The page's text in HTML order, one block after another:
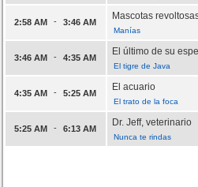
2:58 AM - 3:46 AM
Mascotas
Manías
3:46 AM - 4:35 AM
El último de su
El tigre de Java
4:35 AM - 5:25 AM
El acuario
El trato de la foca
5:25 AM - 6:13 AM
Dr. Jeff, veterinario
Nunca te rindas